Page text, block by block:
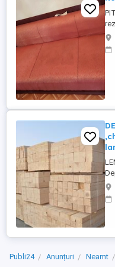
19
Publi24 Anunțuri Neamt